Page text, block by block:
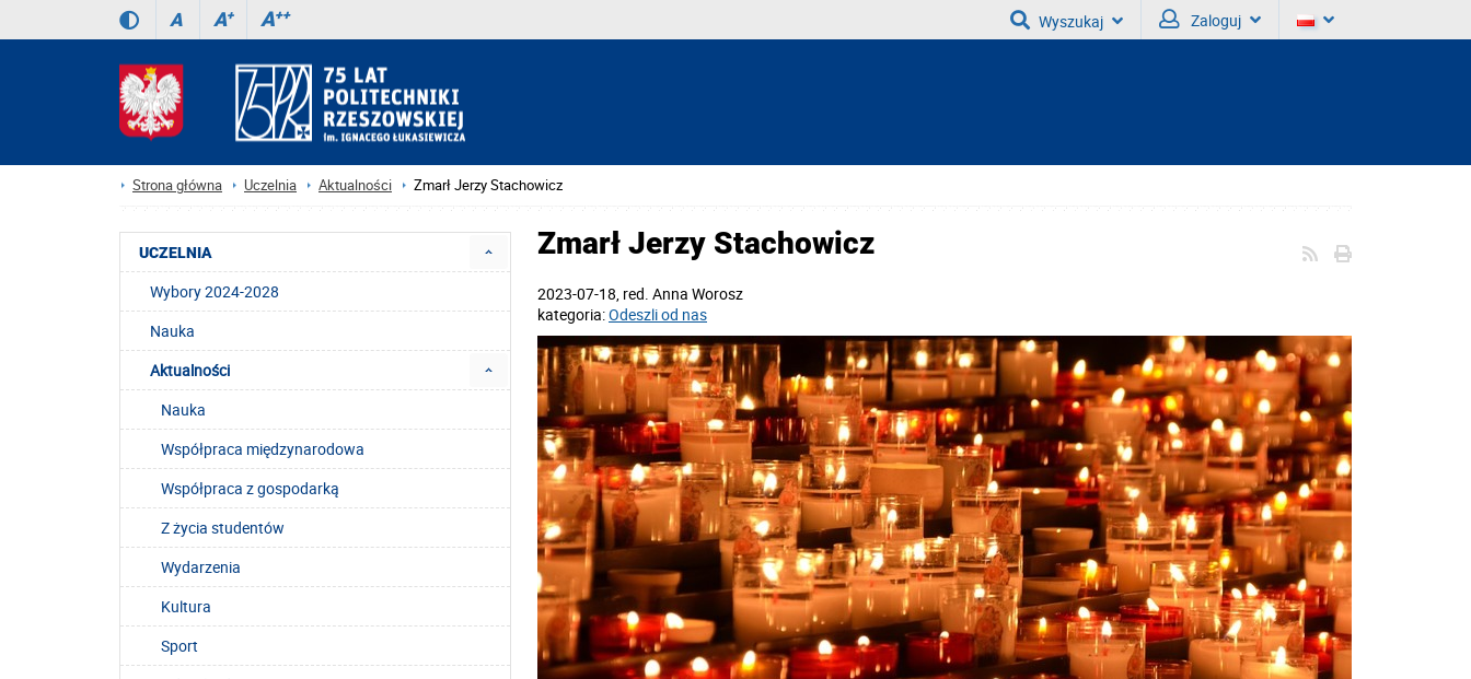
A A+ A++ Wyszukaj Zaloguj
Strona główna Uczelnia Aktualności Zmarł Jerzy Stachowicz
Zmarł Jerzy Stachowicz
2023-07-18, red. Anna Worosz
kategoria:Odeszli od nas
UCZELNIA
Wybory 2024-2028
Nauka
Aktualności
Nauka
Współpraca międzynarodowa
Współpraca z gospodarką
Z życia studentów
Wydarzenia
Kultura
Sport